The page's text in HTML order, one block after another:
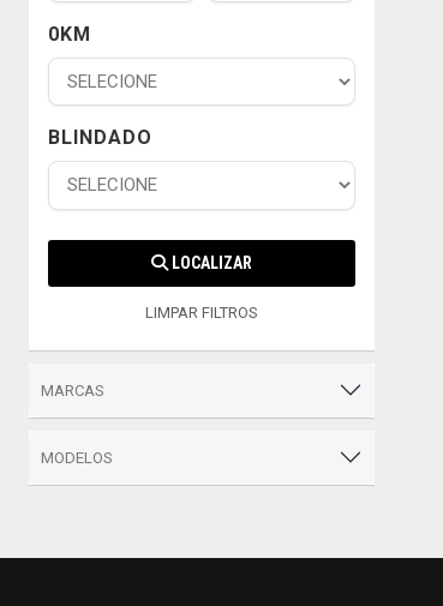
0KM
BLINDADO
LOCALIZAR
LIMPAR FILTROS
MARCAS
MODELOS